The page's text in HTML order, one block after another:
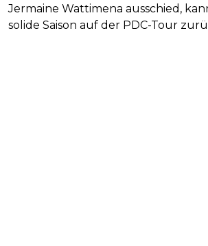
Jermaine Wattimena ausschied,
solide Saison auf der PDC-Tour